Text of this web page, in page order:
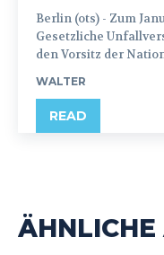
Berlin (ots) - Zum Januar 2026 hat die Deutsche
Gesetzliche
den Vorsitz der
WALTER
READ